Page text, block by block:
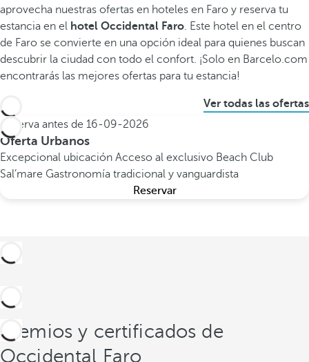
aprovecha nuestras ofertas en hoteles en Faro y reserva tu
estancia en el hotel Occidental Faro. Este hotel en el centro
de Faro se convierte en una opción ideal para quienes buscan
descubrir la ciudad con todo el confort. ¡Solo en Barcelo.com
encontrarás las mejores ofertas para tu estancia!
Ver todas las ofertas
Reserva antes de 16-09-2026
Oferta Urbanos
Excepcional ubicación Acceso al exclusivo Beach Club
Sal’mare Gastronomía tradicional y vanguardista
Reservar
Premios y certificados de
Occidental Faro